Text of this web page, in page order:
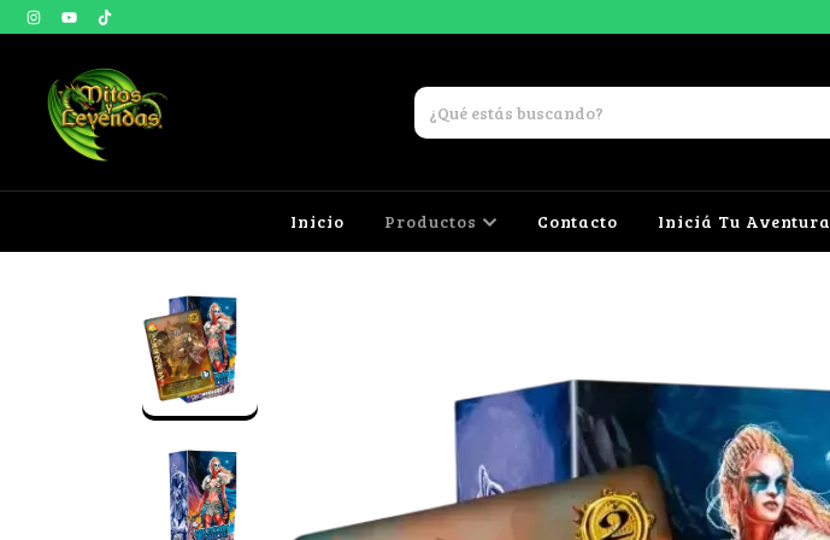
Inicio Productos Contacto Iniciá Tu Aventura